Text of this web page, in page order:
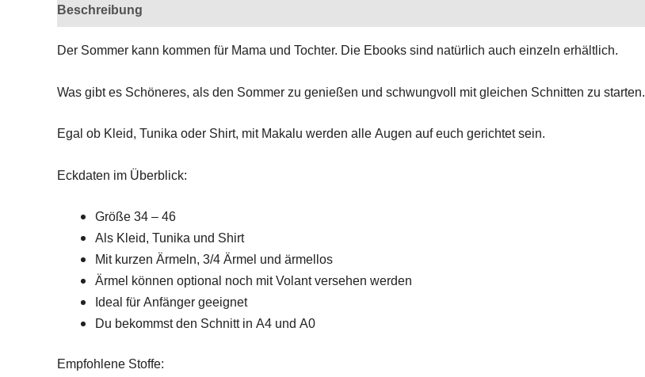
Beschreibung
Der Sommer kann kommen für Mama und Tochter. Die Ebooks sind natürlich auch einzeln erhältlich.
Was gibt es Schöneres, als den Sommer zu genießen und schwungvoll mit gleichen Schnitten zu starten.
Egal ob Kleid, Tunika oder Shirt, mit Makalu werden alle Augen auf euch gerichtet sein.
Eckdaten im Überblick:
Größe 34 – 46
Als Kleid, Tunika und Shirt
Mit kurzen Ärmeln, 3/4 Ärmel und ärmellos
Ärmel können optional noch mit Volant versehen werden
Ideal für Anfänger geeignet
Du bekommst den Schnitt in A4 und A0
Empfohlene Stoffe: